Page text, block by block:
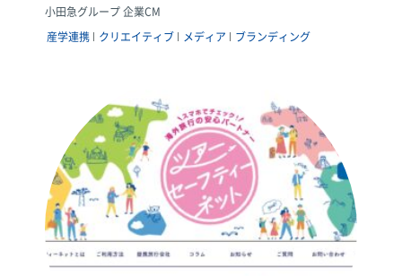
小田急グループ 企業CM
産学連携
クリエイティブ メディア ブランディング